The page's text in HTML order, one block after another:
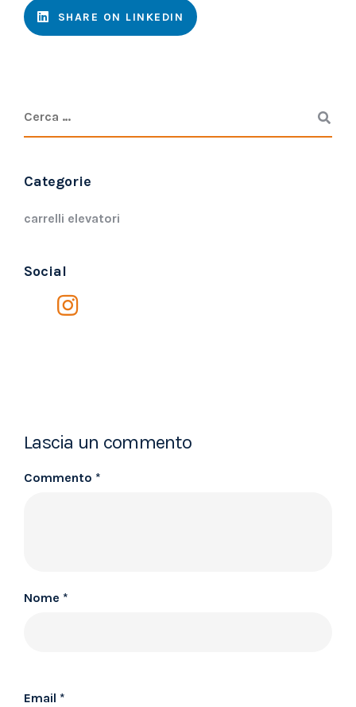
SHARE ON LINKEDIN
Categorie
carrelli elevatori
Social
Lascia un commento
Commento *
Nome *
Email *